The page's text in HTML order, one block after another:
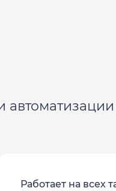
Работает на всех